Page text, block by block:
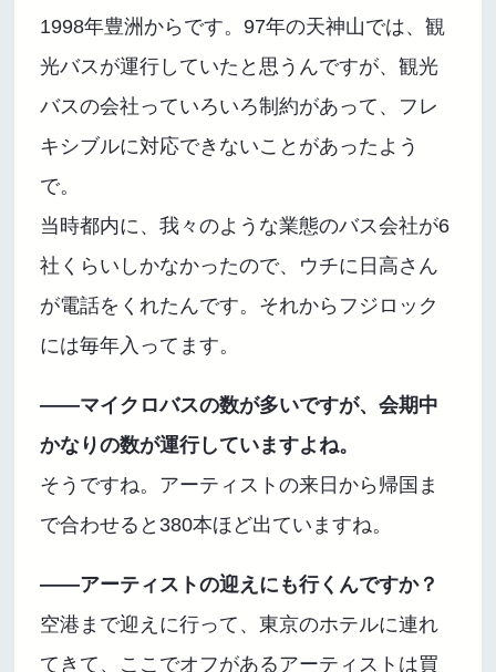
1998年豊洲からです。97年の天神山では、観
光バスが運行していたと思うんですが、観光
バスの会社っていろいろ制約があって、フレ
キシブルに対応できないことがあったよう
で。
当時都内に、我々のような業態のバス会社が6
社くらいしかなかったので、ウチに日高さん
が電話をくれたんです。それからフジロック
には毎年入ってます。
――マイクロバスの数が多いですが、会期中
かなりの数が運行していますよね。
そうですね。アーティストの来日から帰国ま
で合わせると380本ほど出ていますね。
――アーティストの迎えにも行くんですか？
空港まで迎えに行って、東京のホテルに連れ
てきて、ここでオフがあるアーティストは買